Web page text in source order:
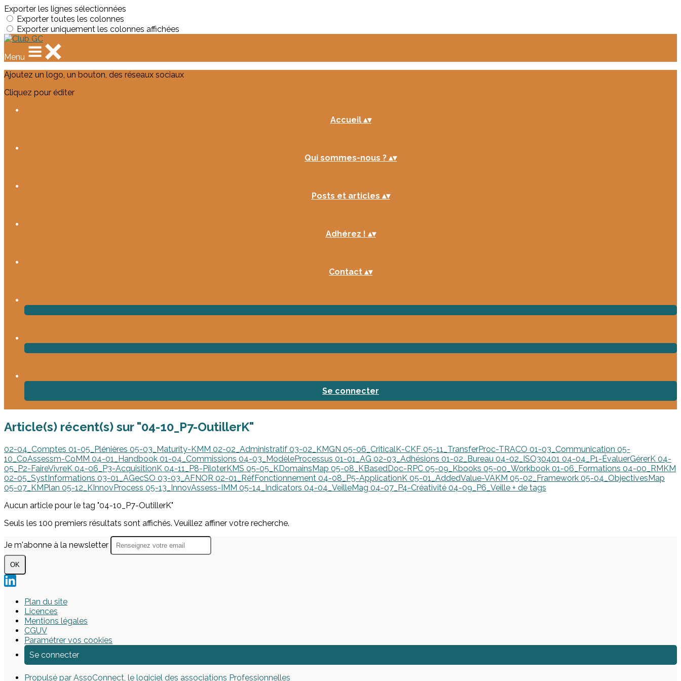
Exporter les lignes sélectionnées
Exporter toutes les colonnes
Exporter uniquement les colonnes affichées
Menu
Ajoutez un logo, un bouton, des réseaux sociaux
Cliquez pour éditer
Accueil ▴▾
Qui sommes-nous ? ▴▾
Posts et articles ▴▾
Adhérez ! ▴▾
Contact ▴▾
Se connecter
Article(s) récent(s) sur "04-10_P7-OutillerK"
02-04_Comptes 01-05_Plénières 05-03_Maturity-KMM 02-02_Administratif 03-02_KMGN 05-06_CriticalK-CKF 05-11_TransferProc-TRACO 01-03_Communication 05-
10_CoAssessm-CoMM 04-01_Handbook 01-04_Commissions 04-03_ModèleProcessus 01-01_AG 02-03_Adhésions 01-02_Bureau 04-02_ISO30401 04-04_P1-ÉvaluerGérerK 04-
05_P2-FaireVivreK 04-06_P3-AcquisitionK 04-11_P8-PiloterKMS 05-05_KDomainsMap 05-08_KBasedDoc-RPC 05-09_Kbooks 05-00_Workbook 01-06_Formations 04-00_RMKM
02-05_SystInformations 03-01_AGecSO 03-03_AFNOR 02-01_RéfFonctionnement 04-08_P5-ApplicationK 05-01_AddedValue-VAKM 05-02_Framework 05-04_ObjectivesMap
05-07_KMPlan 05-12_KInnovProcess 05-13_InnovAssess-IMM 05-14_Indicators 04-04_VeilleMag 04-07_P4-Créativité 04-09_P6_Veille + de tags
Aucun article pour le tag "04-10_P7-OutillerK"
Seuls les 100 premiers résultats sont affichés. Veuillez affiner votre recherche.
Je m'abonne à la newsletter
OK
Plan du site
Licences
Mentions légales
CGUV
Paramétrer vos cookies
Se connecter
Propulsé par AssoConnect, le logiciel des associations Professionnelles